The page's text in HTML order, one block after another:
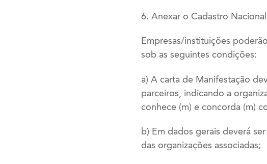
6. Anexar o Cadastro
Empresas/instituições
sob as seguintes condições:
a) A carta de Manifestação
parceiros, indicando a
conhece (m) e concorda (m)
b) Em dados gerais deverá
das organizações associadas;